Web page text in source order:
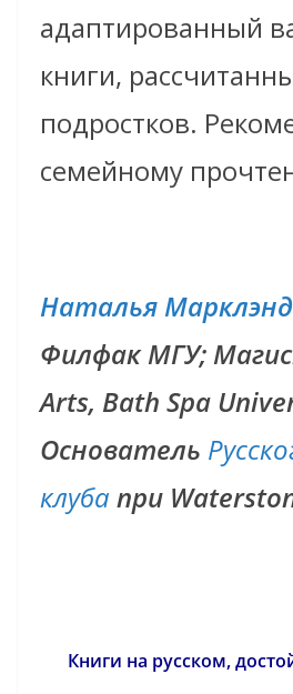
адаптированный
книги,
подростков.
семейному
Наталья Марклэнд
Филфак МГУ;
Arts, Bath Spa
Основатель
клуба при
Книги на русском,